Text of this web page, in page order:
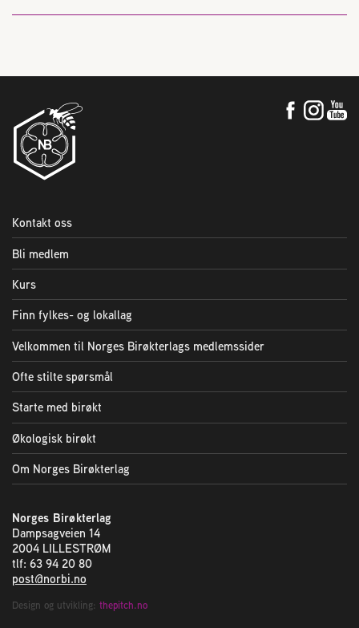
Kontakt oss
Bli medlem
Kurs
Finn fylkes- og lokallag
Velkommen til Norges Birøkterlags medlemssider
Ofte stilte spørsmål
Starte med birøkt
Økologisk birøkt
Om Norges Birøkterlag
Norges Birøkterlag
Dampsagveien 14
2004 LILLESTRØM
tlf: 63 94 20 80
post@norbi.no
Design og utvikling: thepitch.no